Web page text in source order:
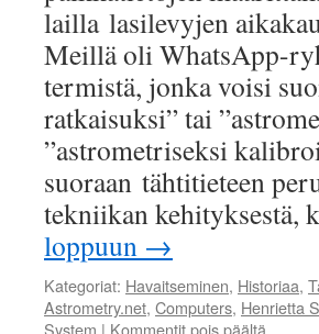
lailla lasilevyjen
Meillä oli WhatsApp-
termistä, jonka voisi
ratkaisuksi” tai
”astrometriseksi
suoraan tähtitieteen
tekniikan kehityksestä,
loppuun →
Kategoriat: Havaitseminen, Historiaa,
Astrometry.net, Computers, Henrietta
System | Kommentit pois päältä